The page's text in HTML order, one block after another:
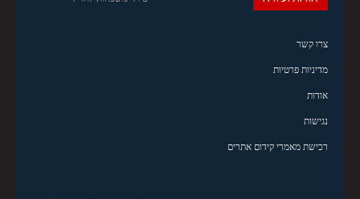
צרו קשר
מדיניות פרטיות
אודות
נגישות
רכישת מאמרי קידום אתרים